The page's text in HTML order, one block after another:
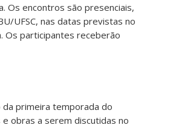
Os encontros são presenciais,
UFSC, nas datas previstas no
Os participantes receberão
da primeira temporada do
e obras a serem discutidas no